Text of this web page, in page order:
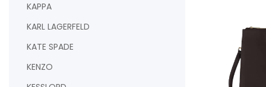
KAPPA
KARL LAGERFELD
KATE SPADE
KENZO